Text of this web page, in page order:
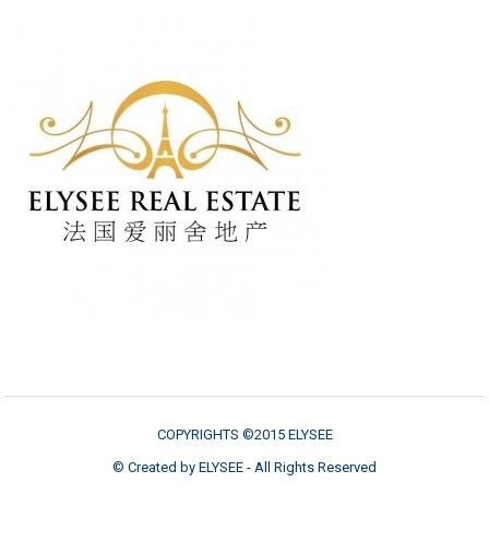
COPYRIGHTS ©2015 ELYSEE
© Created by ELYSEE - All Rights Reserved